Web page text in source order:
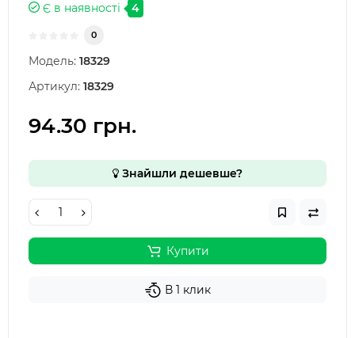
Є в наявності 4
0
Модель: 18329
Артикул: 18329
94.30 грн.
Знайшли дешевше?
Купити
В 1 клик